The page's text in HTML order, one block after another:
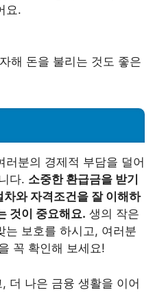
요.
해 돈을 불리는 것도 좋은
러분의 경제적 부담을 덜어
다. 소중한 환급금을 받기
와 자격조건을 잘 이해하
것이 중요해요. 생의 작은
는 보호를 하시고, 여러분
꼭 확인해 보세요!
더 나은 금융 생활을 이어